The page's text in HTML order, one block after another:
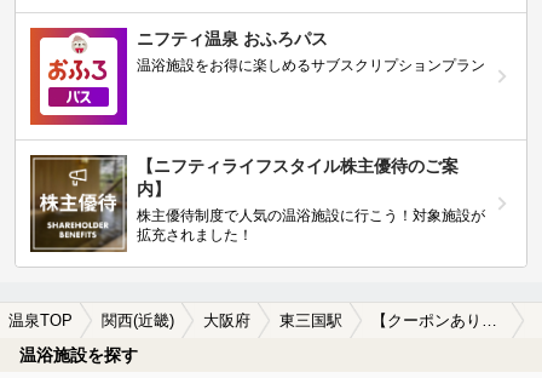
ニフティ温泉 おふろパス
温浴施設をお得に楽しめるサブスクリプションプラン
【ニフティライフスタイル株主優待のご案
内】
株主優待制度で人気の温浴施設に行こう！対象施設が
拡充されました！
温泉TOP 関西(近畿) 大阪府 東三国駅 【クーポンあり】東三国駅近くの温泉宿・温泉旅館・ホテルおすすめ(2026年版)
温浴施設を探す